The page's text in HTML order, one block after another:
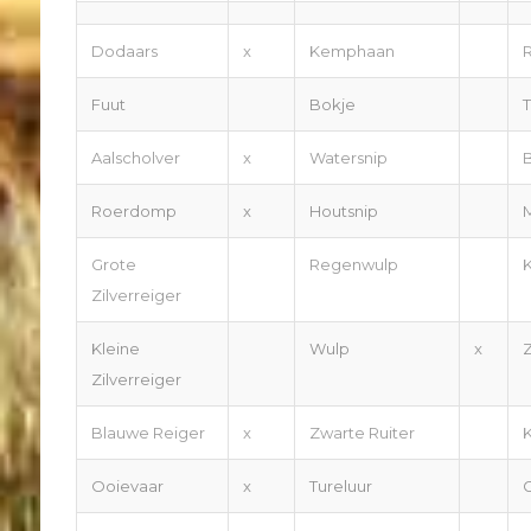
Dodaars x Kemphaan
Fuut Bokje
Aalscholver x Watersnip
Roerdomp x Houtsnip
Grote
Zilverreiger
Regenwulp
Kleine
Zilverreiger
Wulp x
Blauwe Reiger x Zwarte Ruiter
Ooievaar x Tureluur